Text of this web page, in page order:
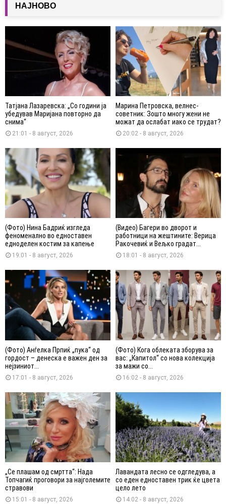
НАЈНОВО
Татјана Лазаревска: „Со години ја
убедував Маријана повторно да
снима“
21:01 - 8 август, 2026
Марина Петровска, велнес-
советник: Зошто многу жени не
можат да ослабат иако се трудат?
20:02 - 8 август, 2026
(Фото) Нина Бадриќ изгледа
феноменално во едноставен
едноделен костим за капење
19:01 - 8 август, 2026
(Видео) Багери во дворот и
работници на жештините: Верица
Ракочевиќ и Вељко градат...
18:01 - 8 август, 2026
(Фото) Анѓелка Прпиќ „пука“ од
гордост – денеска е важен ден за
нејзиниот...
17:01 - 8 август, 2026
(Фото) Кога облеката зборува за
вас: „Капитол“ со нова колекција
за мажи со...
16:02 - 8 август, 2026
„Се плашам од смртта“: Нада
Топчагиќ проговори за најголемите
стравови
15:01 - 8 август, 2026
Лавандата лесно се одгледува, а
со еден едноставен трик ќе цвета
цело лето
14:02 - 8 август, 2026